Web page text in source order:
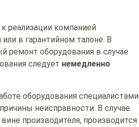
реализации компанией
в гарантийном талоне. В
ремонт оборудования в случае
следует немедленно
оборудования специалистами
неисправности. В случае
производителя, производится